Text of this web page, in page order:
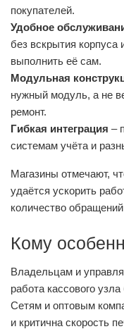
покупателей.
Удобное
без вскрытия
выполнить её сам.
Модульная
нужный модуль, а не
ремонт.
Гибкая интеграция –
системам учёта и
Магазины отмечают,
удаётся ускорить
количество
Кому
Владельцам и
работа кассового
Сетям и оптовым
и критична скорость